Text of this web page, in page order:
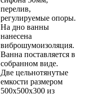
перелив,
регулируемые опоры.
На дно ванны
нанесена
виброшумоизоляция.
Ванна поставляется в
собранном виде.
Две цельнотянутые
емкости размером
500х500х300 из